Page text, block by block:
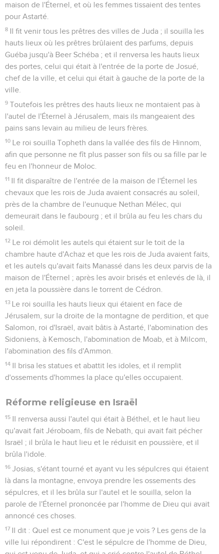
maison de l'Éternel, et où les femmes tissaient des tentes
pour Astarté.
8 Il fit venir tous les prêtres des villes de Juda ; il souilla les
hauts lieux où les prêtres brûlaient des parfums, depuis
Guéba jusqu'à Beer Schéba ; et il renversa les hauts lieux
des portes, celui qui était à l'entrée de la porte de Josué,
chef de la ville, et celui qui était à gauche de la porte de la
ville.
9 Toutefois les prêtres des hauts lieux ne montaient pas à
l'autel de l'Éternel à Jérusalem, mais ils mangeaient des
pains sans levain au milieu de leurs frères.
10 Le roi souilla Topheth dans la vallée des fils de Hinnom,
afin que personne ne fît plus passer son fils ou sa fille par le
feu en l'honneur de Moloc.
11 Il fit disparaître de l'entrée de la maison de l'Éternel les
chevaux que les rois de Juda avaient consacrés au soleil,
près de la chambre de l'eunuque Nethan Mélec, qui
demeurait dans le faubourg ; et il brûla au feu les chars du
soleil.
12 Le roi démolit les autels qui étaient sur le toit de la
chambre haute d'Achaz et que les rois de Juda avaient faits,
et les autels qu'avait faits Manassé dans les deux parvis de la
maison de l'Éternel ; après les avoir brisés et enlevés de là, il
en jeta la poussière dans le torrent de Cédron.
13 Le roi souilla les hauts lieux qui étaient en face de
Jérusalem, sur la droite de la montagne de perdition, et que
Salomon, roi d'Israël, avait bâtis à Astarté, l'abomination des
Sidoniens, à Kemosch, l'abomination de Moab, et à Milcom,
l'abomination des fils d'Ammon.
14 Il brisa les statues et abattit les idoles, et il remplit
d'ossements d'hommes la place qu'elles occupaient.
Réforme religieuse en Israël
15 Il renversa aussi l'autel qui était à Béthel, et le haut lieu
qu'avait fait Jéroboam, fils de Nebath, qui avait fait pécher
Israël ; il brûla le haut lieu et le réduisit en poussière, et il
brûla l'idole.
16 Josias, s'étant tourné et ayant vu les sépulcres qui étaient
là dans la montagne, envoya prendre les ossements des
sépulcres, et il les brûla sur l'autel et le souilla, selon la
parole de l'Éternel prononcée par l'homme de Dieu qui avait
annoncé ces choses.
17 Il dit : Quel est ce monument que je vois ? Les gens de la
ville lui répondirent : C'est le sépulcre de l'homme de Dieu,